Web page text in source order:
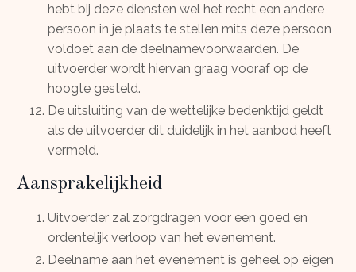
hebt bij deze diensten wel het recht een andere
persoon in je plaats te stellen mits deze persoon
voldoet aan de deelnamevoorwaarden. De
uitvoerder wordt hiervan graag vooraf op de
hoogte gesteld.
De uitsluiting van de wettelijke bedenktijd geldt
als de uitvoerder dit duidelijk in het aanbod heeft
vermeld.
Aansprakelijkheid
Uitvoerder zal zorgdragen voor een goed en
ordentelijk verloop van het evenement.
Deelname aan het evenement is geheel op eigen